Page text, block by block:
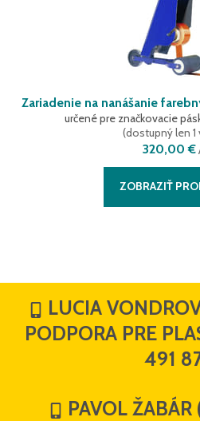
Zariadenie na nanášanie
určené pre značkovacie
(dostupný len 1
320,00 €
ZOBRAZIŤ
LUCIA
PODPORA PRE
491
PAVOL